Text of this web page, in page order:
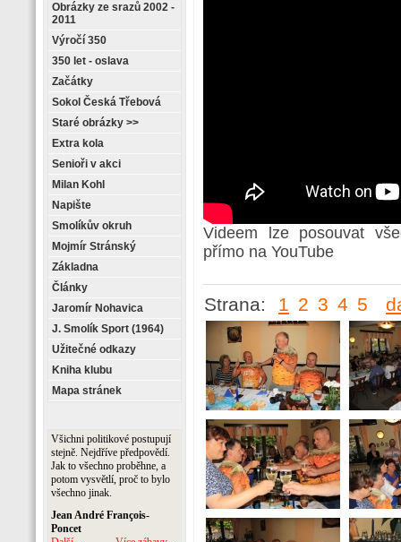
Obrázky ze srazů 2002 -
2011
Výročí 350
350 let - oslava
Začátky
Sokol Česká Třebová
Staré obrázky >>
Extra kola
Senioři v akci
Milan Kohl
Napište
Smolíkův okruh
Mojmír Stránský
Základna
Články
Jaromír Nohavica
J. Smolík Sport (1964)
Užitečné odkazy
Kniha klubu
Mapa stránek
Videem lze posouvat
přímo na YouTube
Strana: 1 2 3 4 5